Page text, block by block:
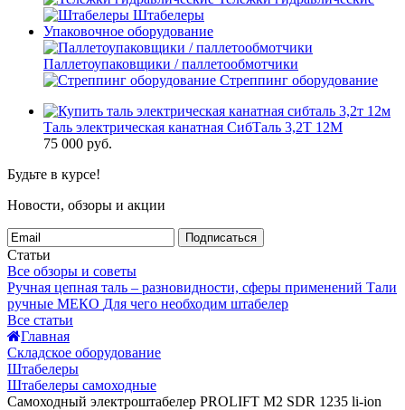
Штабелеры
Упаковочное оборудование
Паллетоупаковщики / паллетообмотчики
Стреппинг оборудование
Таль электрическая канатная СибТаль 3,2Т 12М
75 000 руб.
Будьте в курсе!
Новости, обзоры и акции
Подписаться
Статьи
Все обзоры и советы
Ручная цепная таль – разновидности, сферы применений Тали
ручные МЕКО Для чего необходим штабелер
Все статьи
Главная
Складское оборудование
Штабелеры
Штабелеры самоходные
Самоходный электроштабелер PROLIFT M2 SDR 1235 li-ion